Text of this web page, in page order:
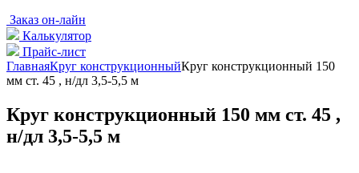
Заказ он-лайн
Калькулятор
Прайс-лист
ГлавнаяКруг конструкционныйКруг конструкционный 150
мм ст. 45 , н/дл 3,5-5,5 м
Круг конструкционный 150 мм ст. 45 ,
н/дл 3,5-5,5 м